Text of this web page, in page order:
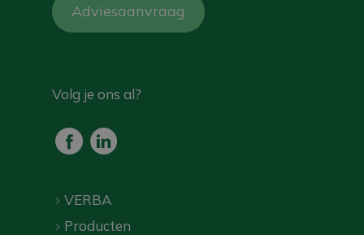
Adviesaanvraag
Volg je ons al?
VERBA
Producten